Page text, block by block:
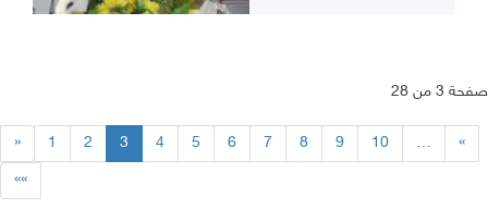
صفحة 3 من 28
« 1 2 3 4 5 6 7 8 9 10 …
»
»»